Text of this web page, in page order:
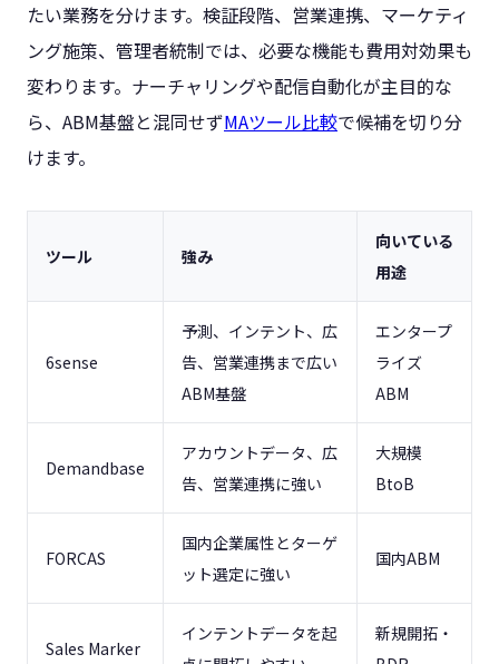
たい業務を分けます。検証段階、営業連携、マーケティ
ング施策、管理者統制では、必要な機能も費用対効果も
変わります。ナーチャリングや配信自動化が主目的な
ら、ABM基盤と混同せずMAツール比較で候補を切り分
けます。
ツール 強み
向いている
用途
6sense
予測、インテント、広
告、営業連携まで広い
ABM基盤
エンタープ
ライズ
ABM
Demandbase
アカウントデータ、広
告、営業連携に強い
大規模
BtoB
FORCAS
国内企業属性とターゲ
ット選定に強い
国内ABM
Sales Marker
インテントデータを起
新規開拓・